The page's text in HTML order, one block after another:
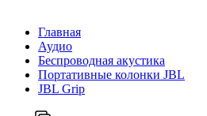
Главная
Аудио
Беспроводная акустика
Портативные колонки JBL
JBL Grip